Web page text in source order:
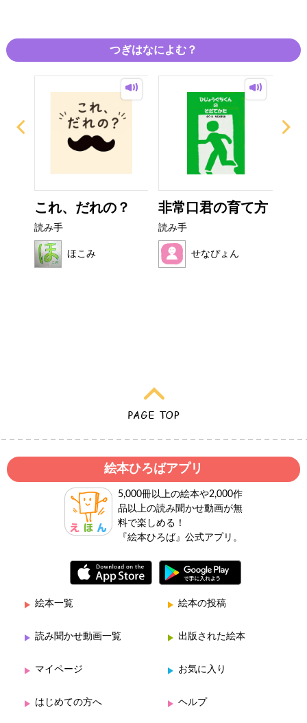
つぎはなによむ？
これ、だれの？
読み手
ほこみ
非常口君の育て方
読み手
せなぴょん
絵本ひろばアプリ
5,000冊以上の絵本や2,000作
品以上の読み聞かせ動画が無
料で楽しめる！
『絵本ひろば』公式アプリ。
絵本一覧 絵本の投稿
読み聞かせ動画一覧 出版された絵本
マイページ お気に入り
はじめての方へ ヘルプ